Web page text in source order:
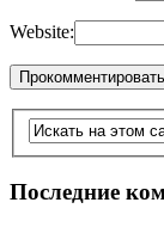
Website:
Последние